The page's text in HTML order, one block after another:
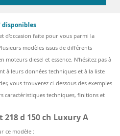
disponibles
d'occasion faite pour vous parmi la
modèles issus de différents
moteurs diesel et essence. N'hésitez pas à
à leurs données techniques et à la liste
vous trouverez ci-dessous des exemples
caractéristiques techniques, finitions et
218 d 150 ch Luxury A
ce modèle :